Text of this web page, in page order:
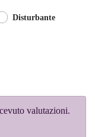
Disturbante
valutazioni.